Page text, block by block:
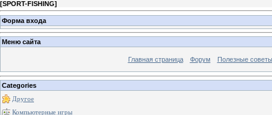
[SPORT-FISHING]
Форма входа
Меню сайта
Главная страница Форум Полезные советы
Categories
Другое
Компьютерные игры